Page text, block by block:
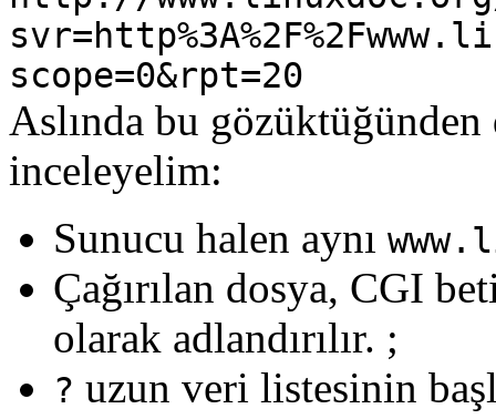
scope=0&rpt=20
Aslında bu
inceleyelim:
Sunucu halen aynı
Çağırılan dosya, CGI
olarak adlandırılır. ;
? uzun veri listesinin